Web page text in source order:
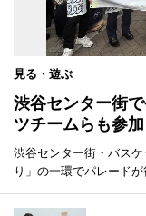
見る・遊ぶ
渋谷センター街
ツチームらも参加
渋谷センター街・バス
り」の一環でパレードが